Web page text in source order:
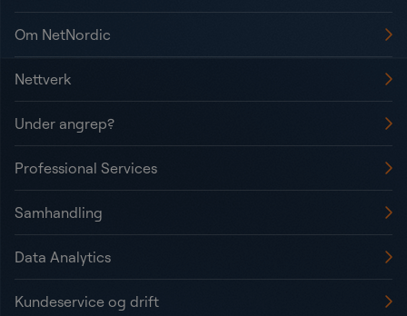
Om NetNordic
Nettverk
Under angrep?
Professional Services
Samhandling
Data Analytics
Kundeservice og drift